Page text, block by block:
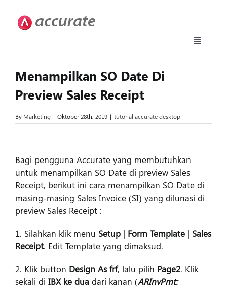
content
Toggle
Fitur
Harga
Upgrade
Menampilkan SO Date Di
Preview Sales Receipt
By Marketing | Oktober 28th, 2019 | tutorial accurate desktop
Larger
Image
Bagi pengguna Accurate yang membutuhkan
untuk menampilkan SO Date di preview Sales
Receipt, berikut ini cara menampilkan SO Date di
masing-masing Sales Invoice (SI) yang dilunasi di
preview Sales Receipt :
1. Silahkan klik menu Setup | Form Template | Sales
Receipt. Edit Template yang dimaksud.
2. Klik button Design As frf, lalu pilih Page2. Klik
sekali di IBX ke dua dari kanan (ARInvPmt: